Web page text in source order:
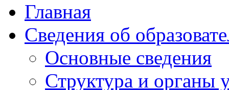
Главная
Сведения об
Основные сведения
Структура и органы